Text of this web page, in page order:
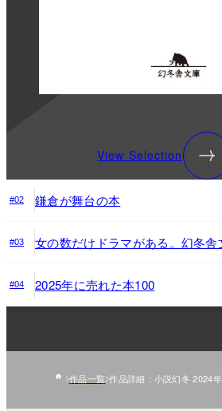
View Selection
#02 鎌倉が舞台の本
#03 女の数だけドラマがある。幻冬舎
#04 2025年に売れた本100
作品一覧 作品詳細：小説幻冬 2024